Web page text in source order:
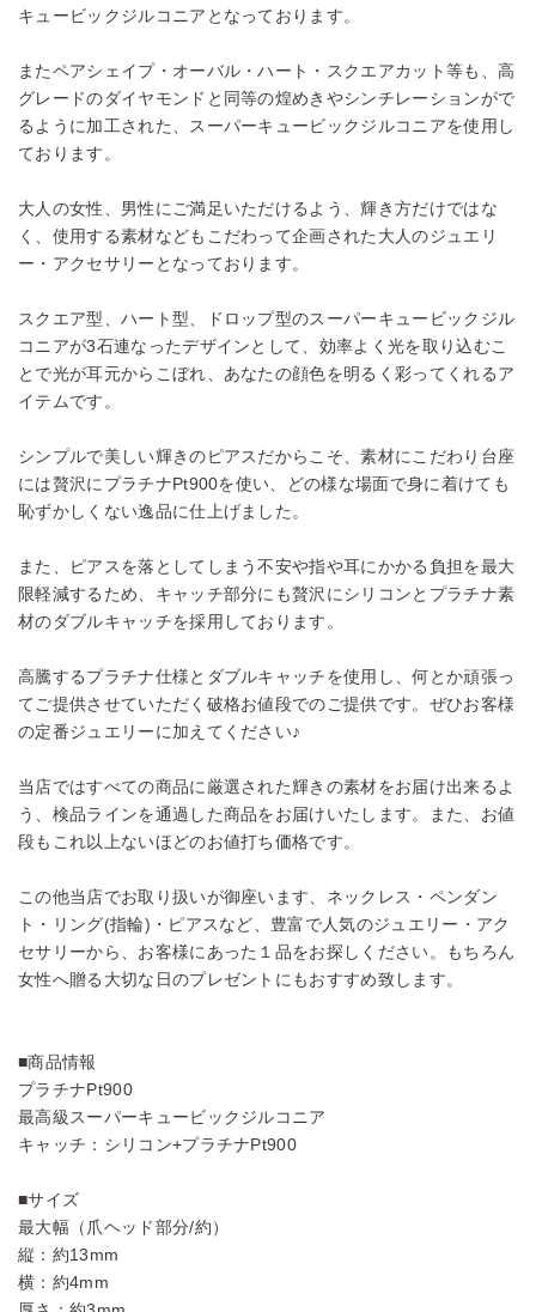
キュービックジルコニアとなっております。
またペアシェイプ・オーバル・ハート・スクエアカット等も、高
グレードのダイヤモンドと同等の煌めきやシンチレーションがで
るように加工された、スーパーキュービックジルコニアを使用し
ております。
大人の女性、男性にご満足いただけるよう、輝き方だけではな
く、使用する素材などもこだわって企画された大人のジュエリ
ー・アクセサリーとなっております。
スクエア型、ハート型、ドロップ型のスーパーキュービックジル
コニアが3石連なったデザインとして、効率よく光を取り込むこ
とで光が耳元からこぼれ、あなたの顔色を明るく彩ってくれるア
イテムです。
シンプルで美しい輝きのピアスだからこそ、素材にこだわり台座
には贅沢にプラチナPt900を使い、どの様な場面で身に着けても
恥ずかしくない逸品に仕上げました。
また、ピアスを落としてしまう不安や指や耳にかかる負担を最大
限軽減するため、キャッチ部分にも贅沢にシリコンとプラチナ素
材のダブルキャッチを採用しております。
高騰するプラチナ仕様とダブルキャッチを使用し、何とか頑張っ
てご提供させていただく破格お値段でのご提供です。ぜひお客様
の定番ジュエリーに加えてください♪
当店ではすべての商品に厳選された輝きの素材をお届け出来るよ
う、検品ラインを通過した商品をお届けいたします。また、お値
段もこれ以上ないほどのお値打ち価格です。
この他当店でお取り扱いが御座います、ネックレス・ペンダン
ト・リング(指輪)・ピアスなど、豊富で人気のジュエリー・アク
セサリーから、お客様にあった１品をお探しください。もちろん
女性へ贈る大切な日のプレゼントにもおすすめ致します。
■商品情報
プラチナPt900
最高級スーパーキュービックジルコニア
キャッチ：シリコン+プラチナPt900
■サイズ
最大幅（爪ヘッド部分/約）
縦：約13mm
横：約4mm